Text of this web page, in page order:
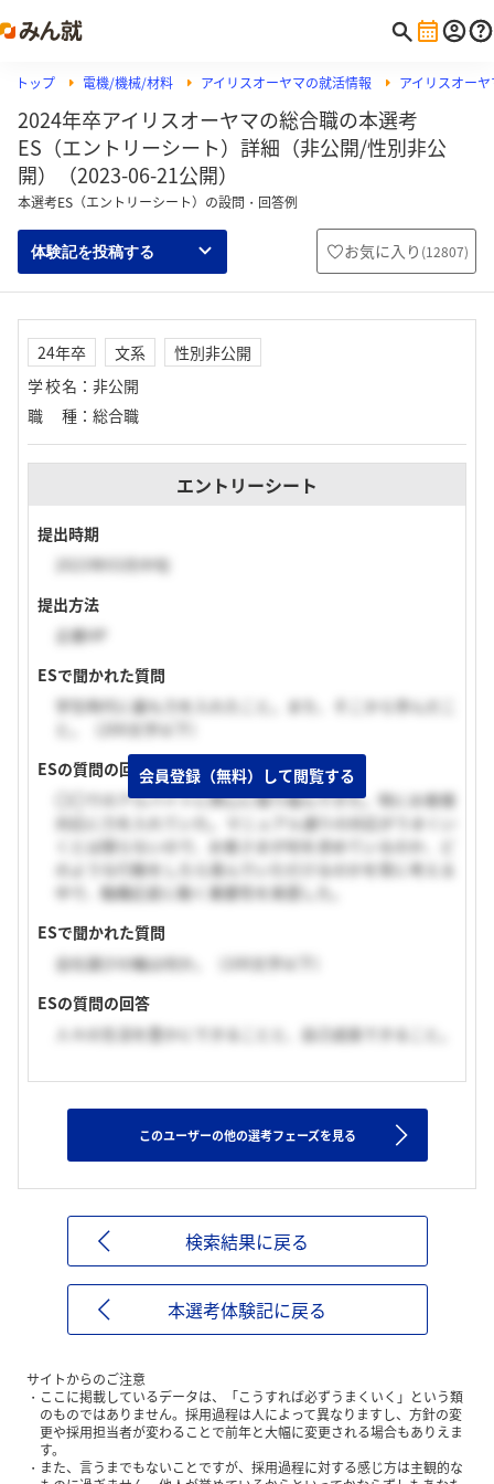
トップ 電機/機械/材料 アイリスオーヤマの就活情報 アイリスオー
2024年卒アイリスオーヤマの総合職の本選考
ES（エントリーシート）詳細（非公開/性別非公
開）（2023-06-21公開）
本選考ES（エントリーシート）の設問・回答例
体験記を投稿する お気に入り (12807)
24年卒 文系
性別非公開
学校名 ： 非公開
職種 ： 総合職
エントリーシート
提出時期
2023年03月中旬
提出方法
企業HP
ESで聞かれた質問
学生時代に最も力を入れたこと。また、そこから学んだこ
と。（200文字以下）
ESの質問の回答
〇〇でのアルバイトに熱心に取り組んできた。特にお客様
対応に力を入れていた。マニュアル通りの対応がうまくい
くとは限らないので、お客さまが何を求めているのか、ど
のような行動をしたら喜んでいただけるのかを常に考える
中で、臨機応変に動く重要性を実感した。
ESで聞かれた質問
会社選びの軸は何か。（100文字以下）
ESの質問の回答
人々の生活を豊かにできることと、自己成長できること。
会員登録（無料）して閲覧する
このユーザーの他の選考フェーズを見る
検索結果に戻る
本選考体験記に戻る
サイトからのご注意
ここに掲載しているデータは、「こうすれば必ずうまくいく」という類
のものではありません。採用過程は人によって異なりますし、方針の変
更や採用担当者が変わることで前年と大幅に変更される場合もありえま
す。
また、言うまでもないことですが、採用過程に対する感じ方は主観的な